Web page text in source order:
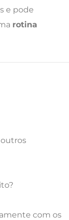
e pode
rotina
com os